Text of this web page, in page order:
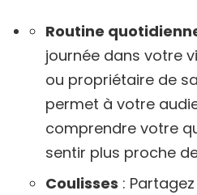
Routine
journée dans votre
ou propriétaire de
permet à votre
comprendre votre
sentir plus proche
Coulisses :